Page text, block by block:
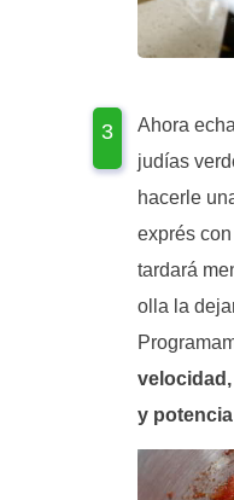
Ahora
judías
hacerle
exprés
tardará
olla la
y